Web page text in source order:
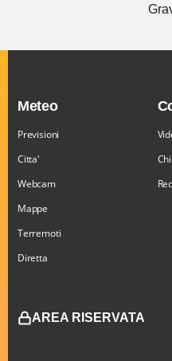
Meteo
Previsioni
Citta'
Webcam
Mappe
Terremoti
Diretta
AREA RISERVATA